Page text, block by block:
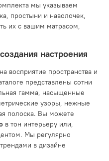
мы указываем
простыни и наволочек,
их с вашим матрасом,
настроения
восприятие пространства и
представлены сотни
гамма, насыщенные
узоры, нежные
полоска. Вы можете
в тон интерьеру или,
Мы регулярно
в дизайне